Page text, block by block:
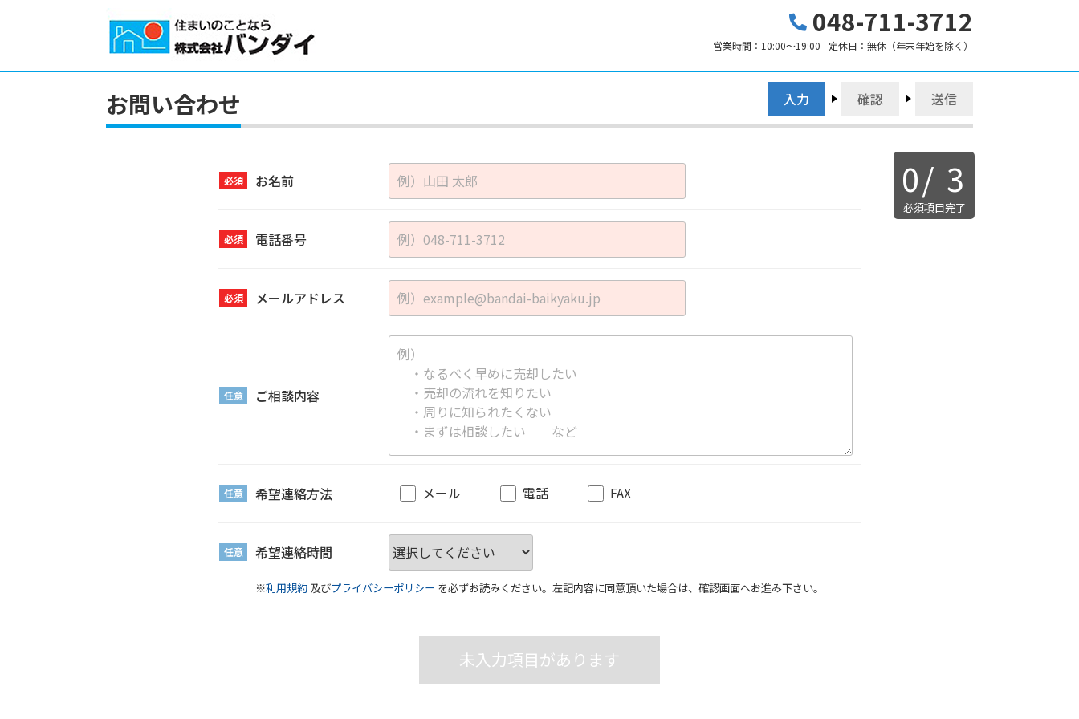
048-711-3712
営業時間： 10:00～19:00 定休日： 無休（年末年始を除く）
お問い合わせ
0/ 3
必須項目完了
入力 確認 送信
必須 お名前
必須 電話番号
必須 メールアドレス
任意 ご相談内容
任意 希望連絡方法 メール 電話 FAX
任意 希望連絡時間
※利用規約 及びプライバシーポリシー を必ずお読みください。左記内容に同意頂いた場合は、確認画面へお進み下さい。
未入力項目があります